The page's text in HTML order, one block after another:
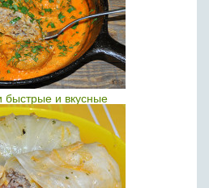
быстрые и вкусные